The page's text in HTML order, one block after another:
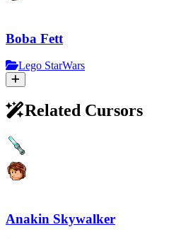
Boba Fett
Lego StarWars
Related Cursors
Anakin Skywalker